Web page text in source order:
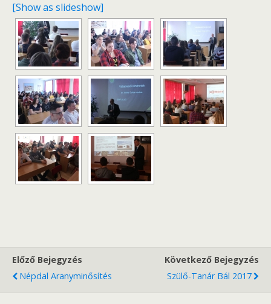
[Show as slideshow]
Előző Bejegyzés
Népdal Aranyminősítés
Következő Bejegyzés
Szülő-Tanár Bál 2017